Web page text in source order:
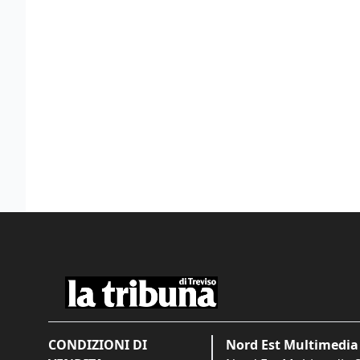
CONDIZIONI DI
Nord Est Multimedia